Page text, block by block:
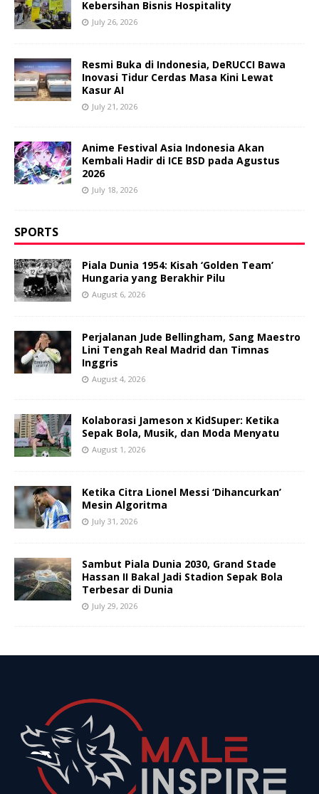
Kebersihan Bisnis Hospitality
July 26, 2026
Resmi Buka di Indonesia, DeRUCCI Bawa
Inovasi Tidur Cerdas Masa Kini Lewat
Kasur AI
July 21, 2026
Anime Festival Asia Indonesia Akan
Kembali Hadir di ICE BSD pada Agustus
2026
July 18, 2026
SPORTS
Piala Dunia 1954: Kisah ‘Golden Team’
Hungaria yang Berakhir Pilu
August 6, 2026
Perjalanan Jude Bellingham, Sang Maestro
Lini Tengah Real Madrid dan Timnas
Inggris
August 4, 2026
Kolaborasi Jameson x KidSuper: Ketika
Sepak Bola, Musik, dan Moda Menyatu
August 1, 2026
Ketika Citra Lionel Messi ‘Dihancurkan’
Mesin Algoritma
July 31, 2026
Sambut Piala Dunia 2030, Grand Stade
Hassan II Bakal Jadi Stadion Sepak Bola
Terbesar di Dunia
July 29, 2026